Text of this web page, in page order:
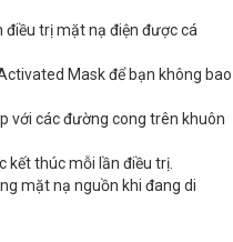
trị mặt nạ điện được cá
Mask để bạn không bao
với các đường cong trên khuôn
kết thúc mỗi lần điều trị.
mặt nạ nguồn khi đang di